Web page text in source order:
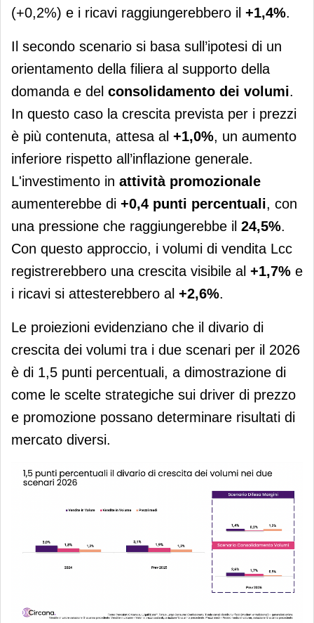
(+0,2%) e i ricavi raggiungerebbero il +1,4%.
Il secondo scenario si basa sull’ipotesi di un
orientamento della filiera al supporto della
domanda e del consolidamento dei volumi.
In questo caso la crescita prevista per i prezzi
è più contenuta, attesa al +1,0%, un aumento
inferiore rispetto all’inflazione generale.
L'investimento in attività promozionale
aumenterebbe di +0,4 punti percentuali, con
una pressione che raggiungerebbe il 24,5%.
Con questo approccio, i volumi di vendita Lcc
registrerebbero una crescita visibile al +1,7% e
i ricavi si attesterebbero al +2,6%.
Le proiezioni evidenziano che il divario di
crescita dei volumi tra i due scenari per il 2026
è di 1,5 punti percentuali, a dimostrazione di
come le scelte strategiche sui driver di prezzo
e promozione possano determinare risultati di
mercato diversi.